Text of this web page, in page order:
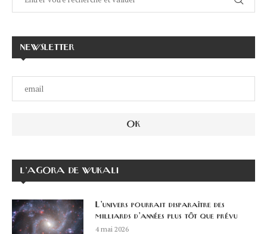
NEWSLETTER
L’AGORA DE WUKALI
L’univers pourrait disparaître des
milliards d’années plus tôt que prévu
4 mai 2026